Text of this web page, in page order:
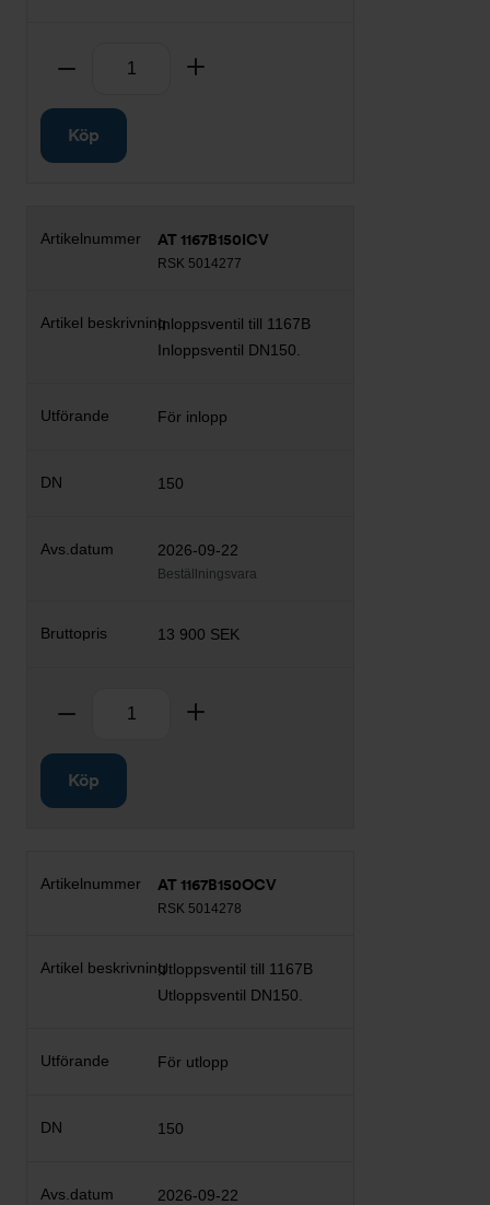
Ta bort
Köp
AT 1167B150ICV
RSK 5014277
Inloppsventil till 1167B
Inloppsventil DN150.
För inlopp
150
2026-09-22
Beställningsvara
13 900 SEK
Ta bort
Köp
AT 1167B150OCV
RSK 5014278
Utloppsventil till 1167B
Utloppsventil DN150.
För utlopp
150
2026-09-22